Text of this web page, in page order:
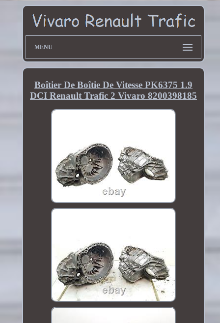
MENU
Boîtier De Boîtie De Vitesse PK6375 1.9
DCI Renault Trafic 2 Vivaro 8200398185